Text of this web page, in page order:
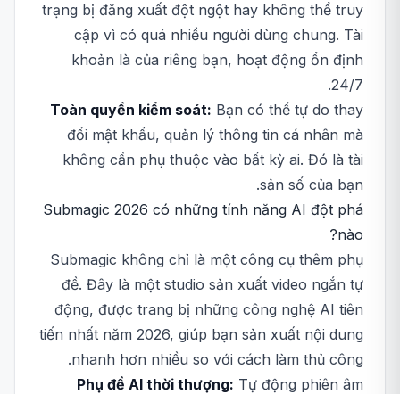
trạng bị đăng xuất đột ngột hay không thể truy
cập vì có quá nhiều người dùng chung. Tài
khoản là của riêng bạn, hoạt động ổn định
24/7.
Toàn quyền kiểm soát: Bạn có thể tự do thay
đổi mật khẩu, quản lý thông tin cá nhân mà
không cần phụ thuộc vào bất kỳ ai. Đó là tài
sản số của bạn.
Submagic 2026 có những tính năng AI đột phá
nào?
Submagic không chỉ là một công cụ thêm phụ
đề. Đây là một studio sản xuất video ngắn tự
động, được trang bị những công nghệ AI tiên
tiến nhất năm 2026, giúp bạn sản xuất nội dung
nhanh hơn nhiều so với cách làm thủ công.
Phụ đề AI thời thượng: Tự động phiên âm